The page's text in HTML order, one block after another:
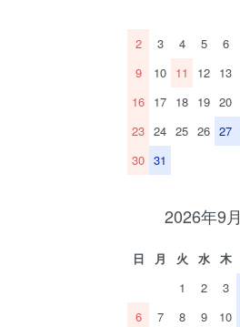
2
3 4 5 6
9
10 11 12 13
16 17 18 19 20
23 24 25 26 27
30 31
2026年9月
日 月 火 水 木
1
2 3
6
7 8 9 10